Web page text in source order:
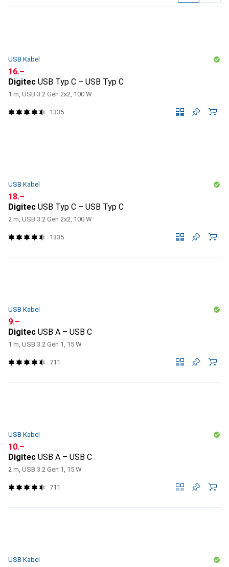
USB Kabel
CHF
16.–
Digitec USB Typ C – USB Typ C
1 m, USB 3.2 Gen 2x2, 100 W
1335
USB Kabel
CHF
18.–
Digitec USB Typ C – USB Typ C
2 m, USB 3.2 Gen 2x2, 100 W
1335
USB Kabel
CHF
9.–
Digitec USB A – USB C
1 m, USB 3.2 Gen 1, 15 W
711
USB Kabel
CHF
10.–
Digitec USB A – USB C
2 m, USB 3.2 Gen 1, 15 W
711
USB Kabel